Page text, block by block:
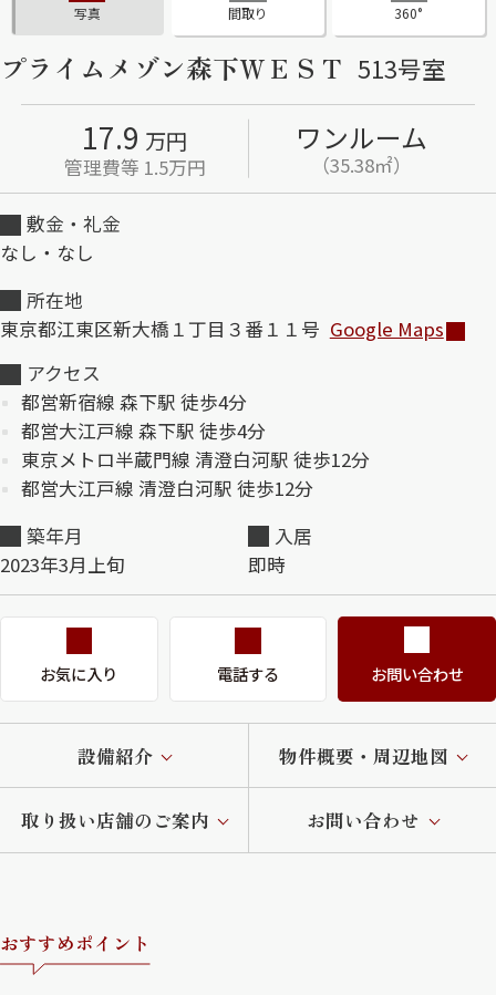
らくらく内見
自立型サービス付き・シニア向け
お問い合わせ・よくある質問
シャーメゾンライフ CLUB
シャーメゾンライフ GUARD
らくらくプラチナ
写真 間取り 360°
プライムメゾン森下ＷＥＳＴ 513号室
17.9 万円
管理費等 1.5万円
ワンルーム
（35.38㎡）
敷金・礼金
なし・なし
所在地
東京都江東区新大橋１丁目３番１１号 Google Maps
アクセス
都営新宿線 森下駅 徒歩4分
都営大江戸線 森下駅 徒歩4分
東京メトロ半蔵門線 清澄白河駅 徒歩12分
都営大江戸線 清澄白河駅 徒歩12分
築年月
2023年3月上旬
入居
即時
お気に入り 電話する お問い合わせ
設備紹介 物件概要・周辺地図
取り扱い店舗のご案内 お問い合わせ
おすすめポイント